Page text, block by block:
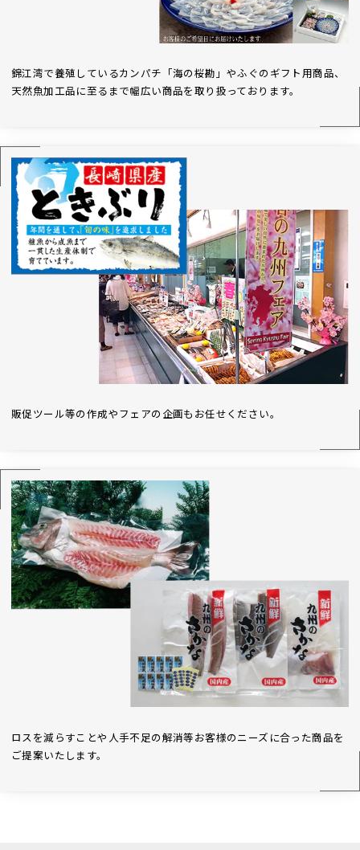
錦江湾で養殖しているカンパチ「海の桜勘」やふぐのギフト用商品、
天然魚加工品に至るまで幅広い商品を取り扱っております。
販促ツール等の作成やフェアの企画もお任せください。
ロスを減らすことや人手不足の解消等お客様のニーズに合った商品を
ご提案いたします。